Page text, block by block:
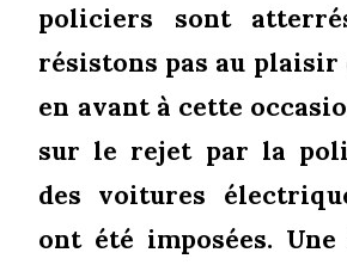
policiers sont
résistons pas au
en avant à cette
sur le rejet par la
des voitures
ont été imposées.